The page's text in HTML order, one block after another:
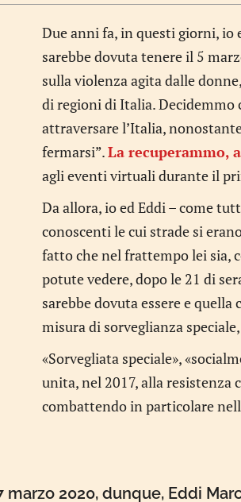
Due anni fa, in questi giorni, io
sarebbe dovuta tenere il 5
sulla violenza agita dalle
di regioni di Italia. Decidemmo
attraversare l’Italia,
fermarsi”.La recuperammo,
agli eventi virtuali durante il
Da allora, io ed Eddi – come
conoscenti le cui strade si
fatto che nel frattempo lei sia,
potute vedere, dopo le 21 di
sarebbe dovuta essere e
misura di sorveglianza
«Sorvegliata speciale»,
unita, nel 2017, alla resistenza
combattendo in particolare
marzo 2020, dunque, Eddi